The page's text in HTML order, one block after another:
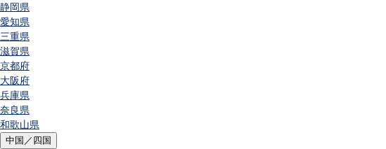
静岡県
愛知県
三重県
滋賀県
京都府
大阪府
兵庫県
奈良県
和歌山県
中国／四国